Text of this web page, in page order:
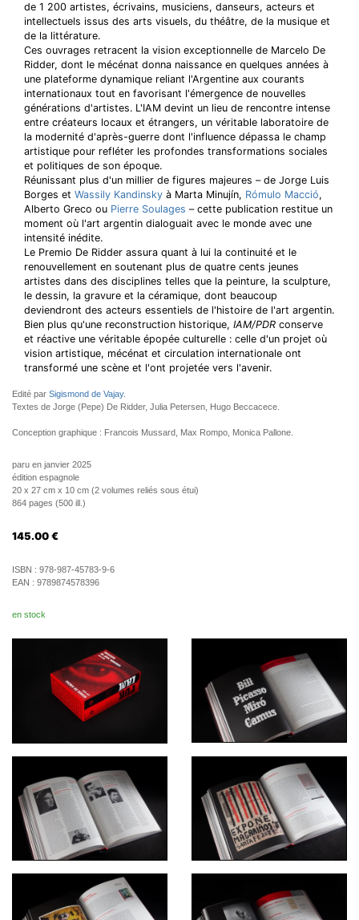
de 1 200 artistes, écrivains, musiciens, danseurs, acteurs et
intellectuels issus des arts visuels, du théâtre, de la musique et
de la littérature.
Ces ouvrages retracent la vision exceptionnelle de Marcelo De
Ridder, dont le mécénat donna naissance en quelques années à
une plateforme dynamique reliant l'Argentine aux courants
internationaux tout en favorisant l'émergence de nouvelles
générations d'artistes. L'IAM devint un lieu de rencontre intense
entre créateurs locaux et étrangers, un véritable laboratoire de
la modernité d'après-guerre dont l'influence dépassa le champ
artistique pour refléter les profondes transformations sociales
et politiques de son époque.
Réunissant plus d'un millier de figures majeures – de Jorge Luis
Borges et Wassily Kandinsky à Marta Minujín, Rómulo Macció,
Alberto Greco ou Pierre Soulages – cette publication restitue un
moment où l'art argentin dialoguait avec le monde avec une
intensité inédite.
Le Premio De Ridder assura quant à lui la continuité et le
renouvellement en soutenant plus de quatre cents jeunes
artistes dans des disciplines telles que la peinture, la sculpture,
le dessin, la gravure et la céramique, dont beaucoup
deviendront des acteurs essentiels de l'histoire de l'art argentin.
Bien plus qu'une reconstruction historique, IAM/PDR conserve
et réactive une véritable épopée culturelle : celle d'un projet où
vision artistique, mécénat et circulation internationale ont
transformé une scène et l'ont projetée vers l'avenir.
Edité par Sigismond de Vajay.
Textes de Jorge (Pepe) De Ridder, Julia Petersen, Hugo Beccacece.
Conception graphique : Francois Mussard, Max Rompo, Monica Pallone.
paru en janvier 2025
édition espagnole
20 x 27 cm x 10 cm (2 volumes reliés sous étui)
864 pages (500 ill.)
145.00 €
ISBN : 978-987-45783-9-6
EAN : 9789874578396
en stock